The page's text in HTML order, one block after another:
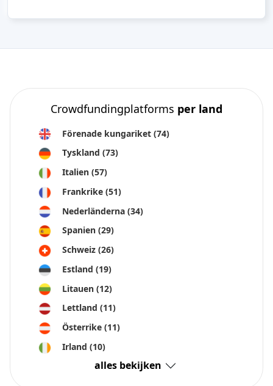
Crowdfundingplatforms per land
Förenade kungariket (74)
Tyskland (73)
Italien (57)
Frankrike (51)
Nederländerna (34)
Spanien (29)
Schweiz (26)
Estland (19)
Litauen (12)
Lettland (11)
Österrike (11)
Irland (10)
alles bekijken